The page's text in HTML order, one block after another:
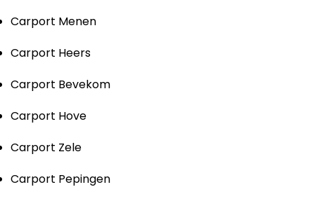
Carport Menen
Carport Heers
Carport Bevekom
Carport Hove
Carport Zele
Carport Pepingen